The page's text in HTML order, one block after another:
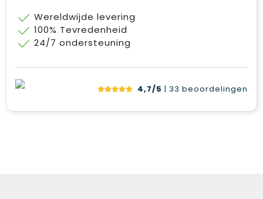
Wereldwijde levering
100% Tevredenheid
24/7 ondersteuning
4,7/5 | 33 beoordelingen